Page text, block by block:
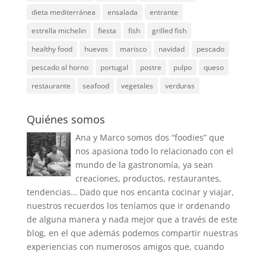
dieta mediterránea
ensalada
entrante
estrella michelin
fiesta fish
grilled fish
healthy food
huevos marisco navidad
pescado
pescado al horno
portugal postre pulpo
queso
restaurante
seafood vegetales verduras
Quiénes somos
Ana y Marco somos dos “foodies” que
nos apasiona todo lo relacionado con el
mundo de la gastronomía, ya sean
creaciones, productos, restaurantes,
tendencias… Dado que nos encanta cocinar y viajar,
nuestros recuerdos los teníamos que ir ordenando
de alguna manera y nada mejor que a través de este
blog, en el que además podemos compartir nuestras
experiencias con numerosos amigos que, cuando